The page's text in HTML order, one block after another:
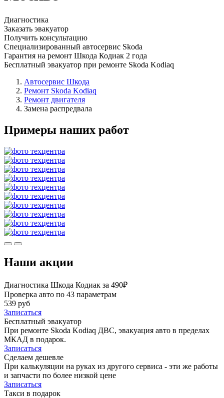
Диагностика
Заказать эвакуатор
Получить консультацию
Специализированный автосервис Skoda
Гарантия на ремонт Шкода Кодиак 2 года
Бесплатный эвакуатор при ремонте Skoda Kodiaq
Автосервис Шкода
Ремонт Skoda Kodiaq
Ремонт двигателя
Замена распредвала
Примеры наших работ
Наши акции
Диагностика Шкода Кодиак за 490₽
Проверка авто по 43 параметрам
539 руб
Записаться
Бесплатный эвакуатор
При ремонте Skoda Kodiaq ДВС, эвакуация авто в пределах
МКАД в подарок.
Записаться
Сделаем дешевле
При калькуляции на руках из другого сервиса - эти же работы
и запчасти по более низкой цене
Записаться
Такси в подарок